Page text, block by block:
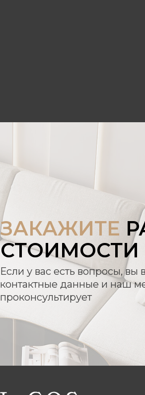
ЗАКАЖИТЕ
СТОИМОСТИ
Если у вас есть вопросы, вы
контактные данные и наш
проконсультирует